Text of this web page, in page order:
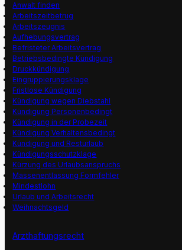
Anwalt finden
Arbeitszeitbetrug
Arbeitszeugnis
Aufhebungsvertrag
Befristeter Arbeitsvertrag
Betriebsbedingte Kündigung
Druckkündigung
Eingruppierungsklage
Fristlose Kündigung
Kündigung wegen Diebstahl
Kündigung Personenbedingt
Kündigung in der Probezeit
Kündigung Verhaltensbedingt
Kündigung und Resturlaub
Kündigungsschutzklage
Kürzung des Urlaubsanspruchs
Massenentlassung Formfehler
Mindestlohn
Urlaub und Arbeitsrecht
Weihnachtsgeld
Arzthaftungsrecht